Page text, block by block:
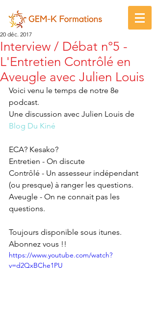
Interview / Débat n°5 -
L'Entretien Contrôlé en
Aveugle avec Julien Louis
20 déc. 2017
Voici venu le temps de notre 8e
podcast.
Une discussion avec Julien Louis de
Blog Du Kiné
ECA? Kesako?
Entretien - On discute
Contrôlé - Un assesseur indépendant
(ou presque) à ranger les questions.
Aveugle - On ne connait pas les
questions.
Toujours disponible sous itunes.
Abonnez vous !!
https://www.youtube.com/watch?
v=d2QxBChe1PU